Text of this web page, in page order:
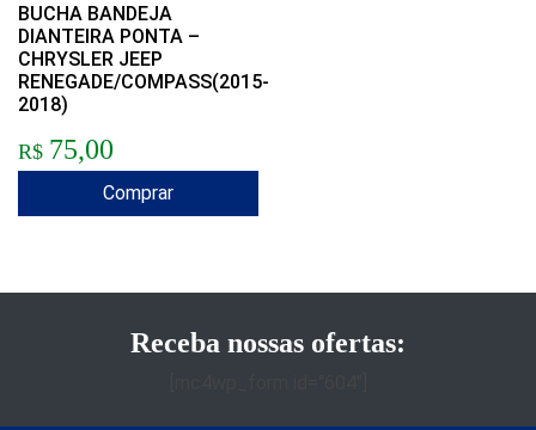
BUCHA BANDEJA
DIANTEIRA PONTA –
CHRYSLER JEEP
RENEGADE/COMPASS(2015-
2018)
R$ 75,00
Comprar
Receba nossas ofertas: